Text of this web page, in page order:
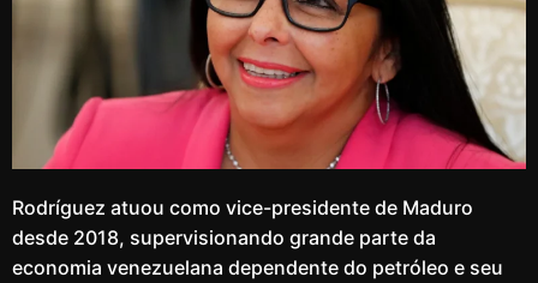
Rodríguez atuou como vice-presidente de Maduro
desde 2018, supervisionando grande parte da
economia venezuelana dependente do petróleo e seu